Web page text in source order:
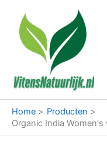
inhoud
Home
Producten
Organic India